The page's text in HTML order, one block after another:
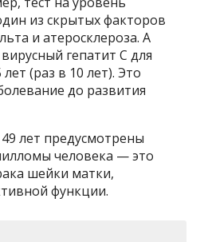
из скрытых факторов
и атеросклероза. А
гепатит С для
(раз в 10 лет). Это
до развития
лет предусмотрены
человека — это
шейки матки,
функции.